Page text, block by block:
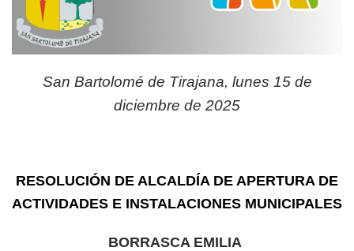
San Bartolomé de Tirajana, lunes 15 de
diciembre de 2025
RESOLUCIÓN DE ALCALDÍA DE APERTURA DE
ACTIVIDADES E INSTALACIONES MUNICIPALES
BORRASCA EMILIA